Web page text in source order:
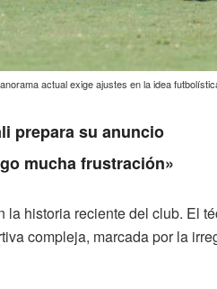
actual exige ajustes en la idea
prepara su anuncio
mucha frustración»
la historia reciente del club. El
compleja, marcada por la